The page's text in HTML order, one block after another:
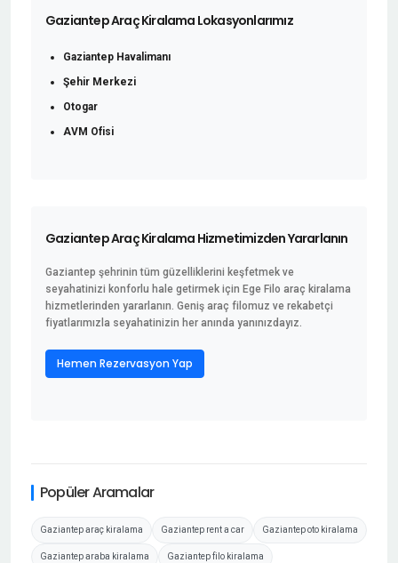
Gaziantep Araç Kiralama Lokasyonlarımız
Gaziantep Havalimanı
Şehir Merkezi
Otogar
AVM Ofisi
Gaziantep Araç Kiralama Hizmetimizden Yararlanın
Gaziantep şehrinin tüm güzelliklerini keşfetmek ve
seyahatinizi konforlu hale getirmek için Ege Filo araç kiralama
hizmetlerinden yararlanın. Geniş araç filomuz ve rekabetçi
fiyatlarımızla seyahatinizin her anında yanınızdayız.
Hemen Rezervasyon Yap
Popüler Aramalar
Gaziantep araç kiralama Gaziantep rent a car Gaziantep oto kiralama
Gaziantep araba kiralama Gaziantep filo kiralama